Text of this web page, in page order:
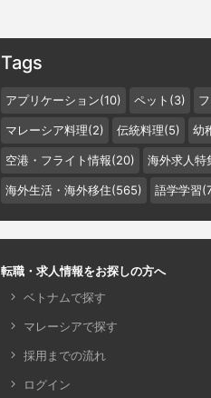
Tags
アプリケーション(10) ペット(3)
マレーシア料理(2) 伝統料理(5) 幼
空港・フライト情報(20) 海外求人特
海外生活・海外移住(565) 語学学習
転職・求人情報をお探しの方へ
ベトナムで探す
マレーシアで探す
採用までの流れ
ログイン